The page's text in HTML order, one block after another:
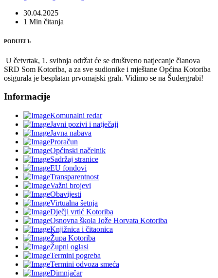
30.04.2025
1 Min čitanja
PODIJELI:
U četvrtak, 1. svibnja održat će se društveno natjecanje članova
SRD Som Kotoriba, a za sve sudionike i mještane Općina Kotoriba
osigurala je besplatan prvomajski grah. Vidimo se na Šudergrabi!
Informacije
Komunalni redar
Javni pozivi i natječaji
Javna nabava
Proračun
Općinski načelnik
Sadržaj stranice
EU fondovi
Transparentnost
Važni brojevi
Obavijesti
Virtualna šetnja
Dječji vrtić Kotoriba
Osnovna škola Jože Horvata Kotoriba
Knjižnica i čitaonica
Župa Kotoriba
Župni oglasi
Termini pogreba
Termini odvoza smeća
Dimnjačar